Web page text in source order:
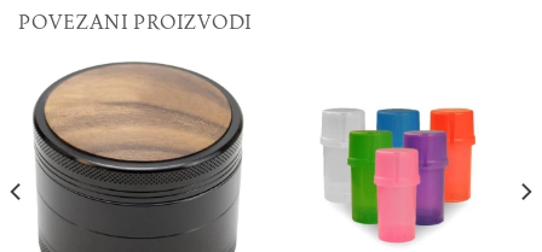
POVEZANI PROIZVODI